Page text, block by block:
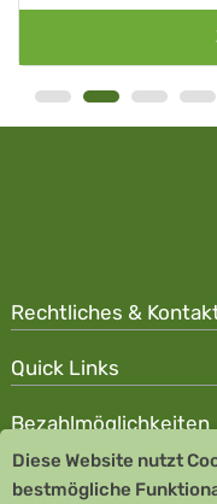
Rechtliches &
Quick Links
Bezahlmöglichkeiten
Copyright © 2026 Team
Diese Website nutzt
bestmögliche